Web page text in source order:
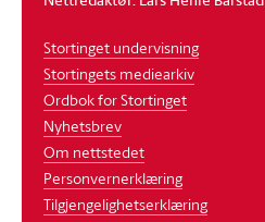
Stortinget undervisning
Stortingets mediearkiv
Ordbok for Stortinget
Nyhetsbrev
Om nettstedet
Personvernerklæring
Tilgjengelighetserklæring